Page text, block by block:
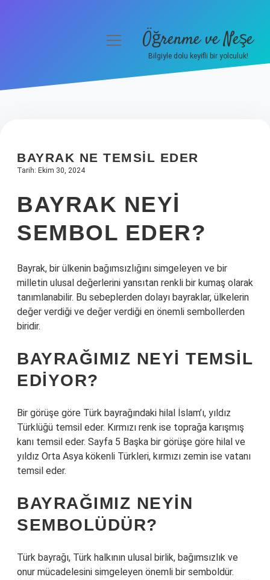
Hakkımızda
menüyüÖğrenme ve Neşe
Bilgiyle dolu keyifli bir yolculuk!
BAYRAK NE TEMSIL EDER
Tarih: Ekim 30, 2024
BAYRAK NEYI
SEMBOL EDER?
Bayrak, bir ülkenin bağımsızlığını simgeleyen ve bir
milletin ulusal değerlerini yansıtan renkli bir kumaş olarak
tanımlanabilir. Bu sebeplerden dolayı bayraklar, ülkelerin
değer verdiği ve değer verdiği en önemli sembollerden
biridir.
BAYRAĞIMIZ NEYI TEMSIL
EDIYOR?
Bir görüşe göre Türk bayrağındaki hilal İslam’ı, yıldız
Türklüğü temsil eder. Kırmızı renk ise toprağa karışmış
kanı temsil eder. Sayfa 5 Başka bir görüşe göre hilal ve
yıldız Orta Asya kökenli Türkleri, kırmızı zemin ise vatanı
temsil eder.
BAYRAĞIMIZ NEYIN
SEMBOLÜDÜR?
Türk bayrağı, Türk halkının ulusal birlik, bağımsızlık ve
onur mücadelesini simgeleyen önemli bir semboldür.